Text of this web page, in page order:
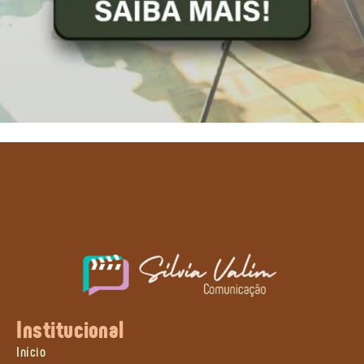
Institucional
Início